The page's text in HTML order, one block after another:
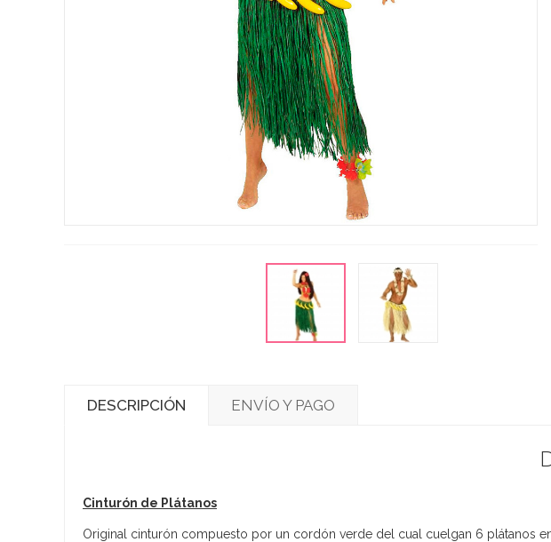
DESCRIPCIÓN ENVÍO Y PAGO
Cinturón de Plátanos
Original cinturón compuesto por un cordón verde del cual cuelgan 6 plátanos